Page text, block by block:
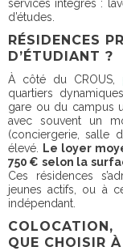
services intégrés :
d’études.
RÉSIDENCES
D’ÉTUDIANT ?
À côté du CROUS,
quartiers
gare ou du campus
avec souvent un
(conciergerie, salle
élevé.
Le loyer
750 € selon la
Ces résidences
jeunes actifs, ou à
indépendant.
QUE CHOISIR